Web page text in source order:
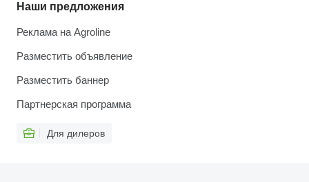
Наши предложения
Реклама на Agroline
Разместить объявление
Разместить баннер
Партнерская программа
Для дилеров